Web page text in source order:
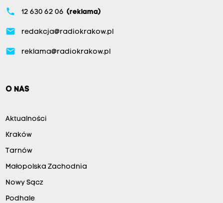
phone 12 630 62 06 (reklama)
email redakcja@radiokrakow.pl
email reklama@radiokrakow.pl
O NAS
Aktualności
Kraków
Tarnów
Małopolska Zachodnia
Nowy Sącz
Podhale